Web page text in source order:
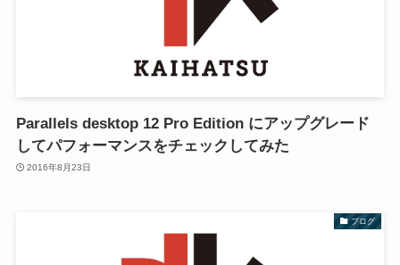
Parallels desktop 12 Pro Edition にアップグレード
してパフォーマンスをチェックしてみた
2016年8月23日
ブログ